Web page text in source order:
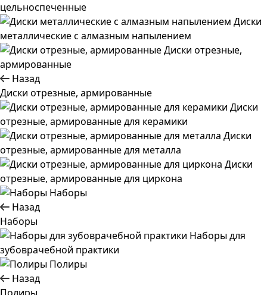
цельноспеченные
Диски
металлические с алмазным напылением
Диски отрезные,
армированные
Назад
Диски отрезные, армированные
Диски
отрезные, армированные для керамики
Диски
отрезные, армированные для металла
Диски
отрезные, армированные для циркона
Наборы
Назад
Наборы
Наборы для
зубоврачебной практики
Полиры
Назад